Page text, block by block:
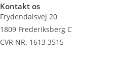
Kontakt os
Frydendalsvej 20
1809 Frederiksberg C
CVR NR. 1613 3515